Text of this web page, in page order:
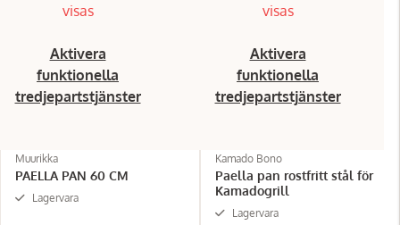
visas
Aktivera
funktionella
tredjepartstjänster
Muurikka
PAELLA PAN 60 CM
Lagervara
visas
Aktivera
funktionella
tredjepartstjänster
Kamado Bono
Paella pan rostfritt stål för
Kamadogrill
Lagervara